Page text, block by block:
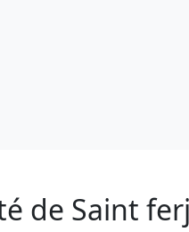
de Saint